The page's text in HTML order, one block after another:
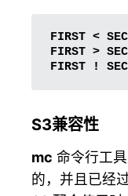
FIRST <
FIRST >
S3兼容性
mc 命令行工
的，并且已经